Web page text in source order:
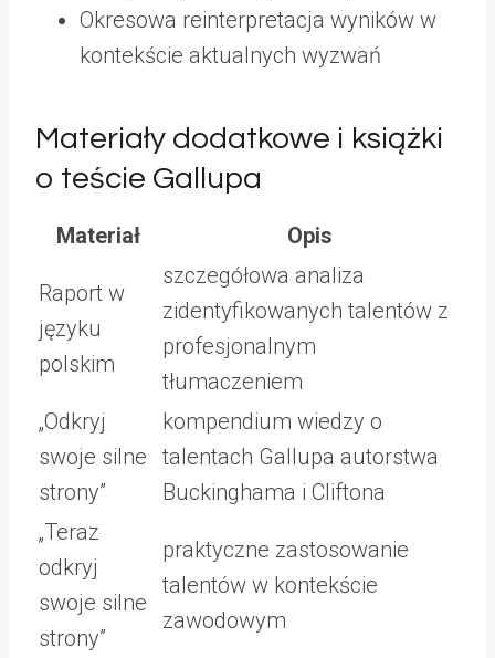
Okresowa reinterpretacja wyników w
kontekście aktualnych wyzwań
Materiały dodatkowe i książki
o teście Gallupa
Materiał Opis
Raport w
języku
polskim
szczegółowa analiza
zidentyfikowanych talentów z
profesjonalnym
tłumaczeniem
„Odkryj
swoje silne
strony”
kompendium wiedzy o
talentach Gallupa autorstwa
Buckinghama i Cliftona
„Teraz
odkryj
swoje silne
strony”
praktyczne zastosowanie
talentów w kontekście
zawodowym